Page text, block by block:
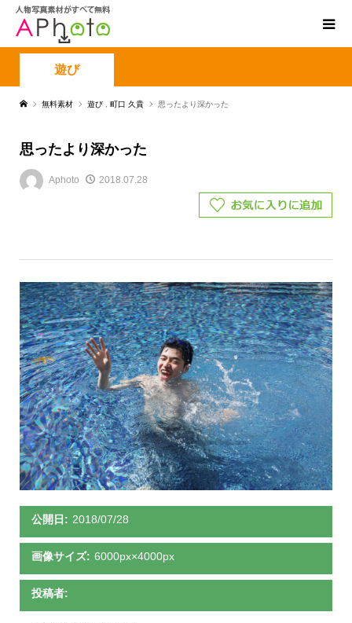
遊び
無料素材 遊び 町口 久貴 思ったより深かった
思ったより深かった
Aphoto 2018.07.28
公開日: 2018/07/28
画像サイズ: 6000px×4000px
投稿者: